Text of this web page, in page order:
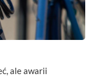
ale awarii